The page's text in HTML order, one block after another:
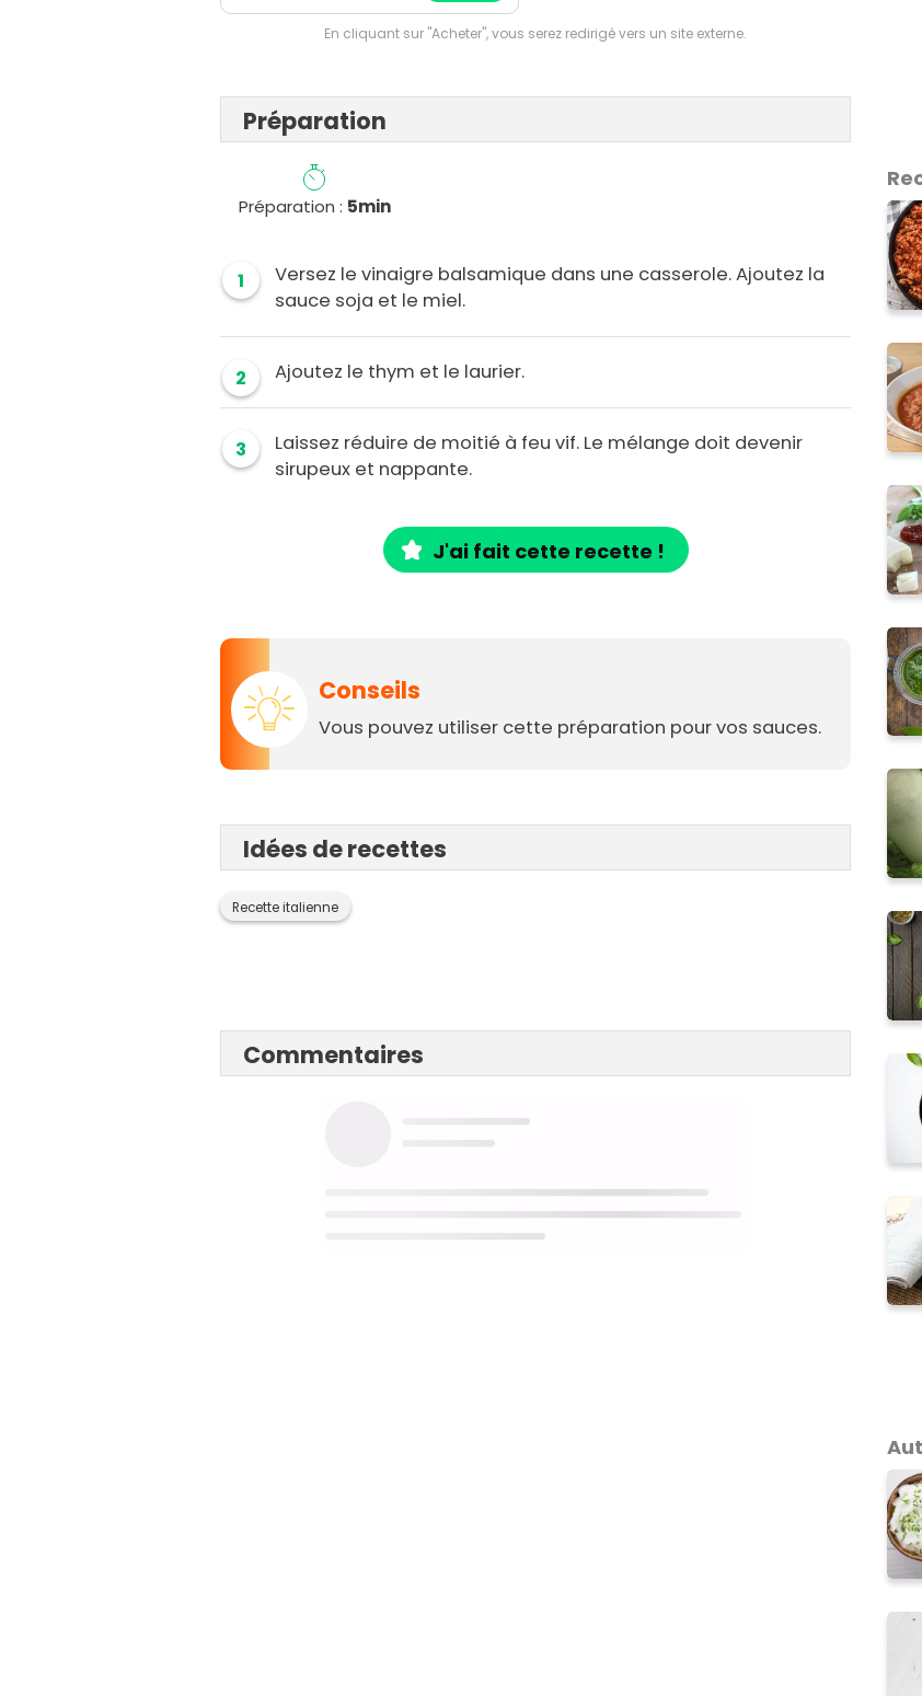
En cliquant sur "Acheter", vous serez redirigé vers un site externe.
Préparation
Préparation : 5min
1
Versez le vinaigre balsamique dans une casserole. Ajoutez la
sauce soja et le miel.
2 Ajoutez le thym et le laurier.
3
Laissez réduire de moitié à feu vif. Le mélange doit devenir
sirupeux et nappante.
J'ai fait cette recette !
Conseils
Vous pouvez utiliser cette préparation pour vos sauces.
Idées de recettes
Recette italienne
Commentaires